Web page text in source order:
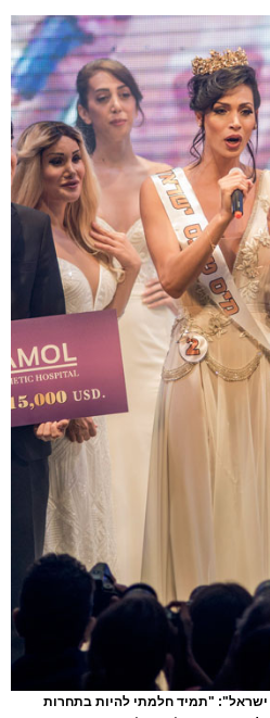
"תמיד חלמתי להיות בתחרות